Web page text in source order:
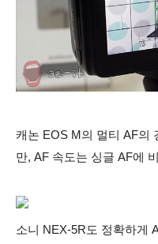
캐논 EOS M의 멀티 AF의
만, AF 속도는 싱글 AF에
소니 NEX-5R도 정확하게